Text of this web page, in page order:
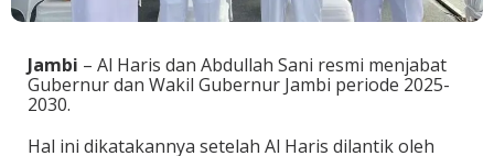
Jambi – Al Haris dan Abdullah Sani resmi menjabat
Gubernur dan Wakil Gubernur Jambi periode 2025-
2030.
Hal ini dikatakannya setelah Al Haris dilantik oleh